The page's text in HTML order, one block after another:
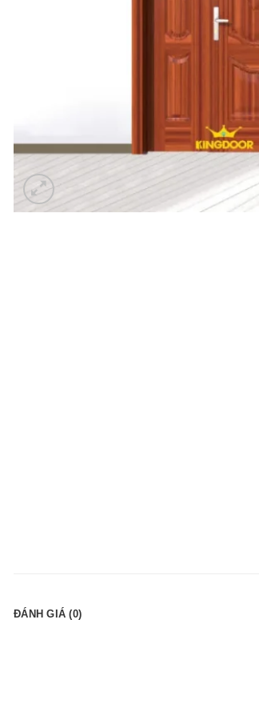
ĐÁNH GIÁ (0)